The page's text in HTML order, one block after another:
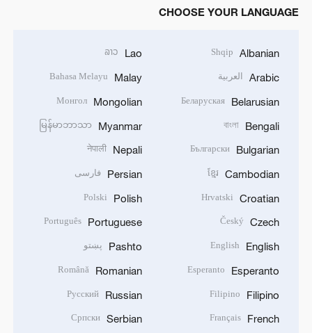
CHOOSE YOUR LANGUAGE
Albanian
Shqip
Arabic العربية
Belarusian
Беларуская
Bengali
বাংলা
Bulgarian
Български
Cambodian
ខ្មែរ
Croatian
Hrvatski
Czech
Český
English
English
Esperanto
Esperanto
Filipino
Filipino
French
Français
Lao
ລາວ
Malay
Bahasa Melayu
Mongolian
Монгол
Myanmar
မြန်မာဘာသာ
Nepali
नेपाली
Persian فارسی
Polish
Polski
Portuguese
Português
Pashto پښتو
Romanian
Română
Russian
Русский
Serbian
Српски